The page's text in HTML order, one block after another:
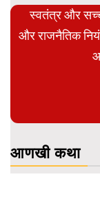
स्वतंत्र और
और राजनैतिक
आणखी कथा